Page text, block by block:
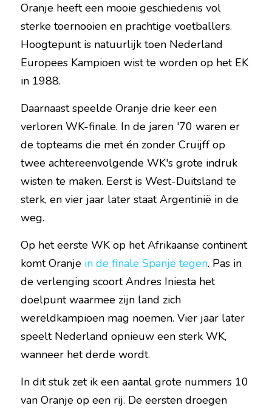
Oranje heeft een mooie geschiedenis vol
sterke toernooien en prachtige voetballers.
Hoogtepunt is natuurlijk toen Nederland
Europees Kampioen wist te worden op het EK
in 1988.
Daarnaast speelde Oranje drie keer een
verloren WK-finale. In de jaren '70 waren er
de topteams die met én zonder Cruijff op
twee achtereenvolgende WK's grote indruk
wisten te maken. Eerst is West-Duitsland te
sterk, en vier jaar later staat Argentinië in de
weg.
Op het eerste WK op het Afrikaanse continent
komt Oranje in de finale Spanje tegen. Pas in
de verlenging scoort Andres Iniesta het
doelpunt waarmee zijn land zich
wereldkampioen mag noemen. Vier jaar later
speelt Nederland opnieuw een sterk WK,
wanneer het derde wordt.
In dit stuk zet ik een aantal grote nummers 10
van Oranje op een rij. De eersten droegen